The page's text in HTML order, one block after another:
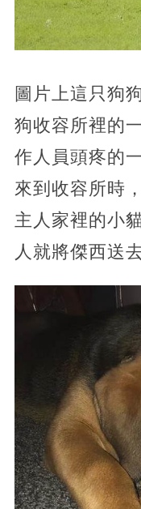
圖片上這只狗
狗收容所裡的
作人員頭疼的
來到收容所時
主人家裡的小
人就將傑西送